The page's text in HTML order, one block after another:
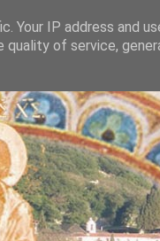
Your IP address and
quality of service,